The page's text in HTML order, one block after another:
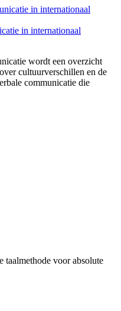
in internationaal
wordt een overzicht
cultuurverschillen en de
communicatie die
taalmethode voor absolute